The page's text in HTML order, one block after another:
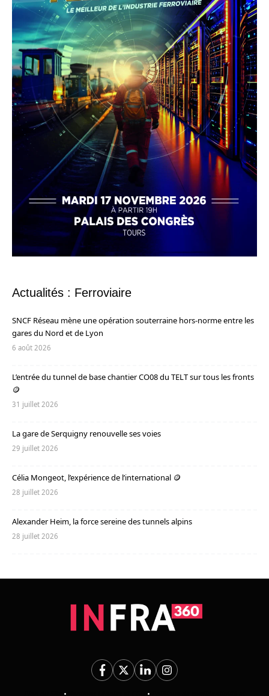
Actualités : Ferroviaire
SNCF Réseau mène une opération souterraine hors-norme entre les
gares du Nord et de Lyon
6 août 2026
L’entrée du tunnel de base chantier CO08 du TELT sur tous les fronts
🪙
31 juillet 2026
La gare de Serquigny renouvelle ses voies
29 juillet 2026
Célia Mongeot, l’expérience de l’international 🪙
28 juillet 2026
Alexander Heim, la force sereine des tunnels alpins
28 juillet 2026
• •